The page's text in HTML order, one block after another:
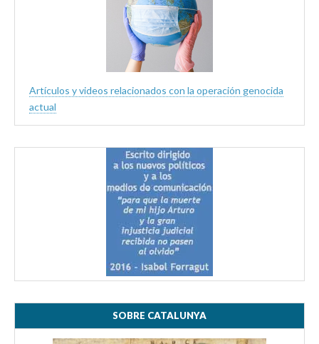
Artículos y videos relacionados con la operación genocida
actual
SOBRE CATALUNYA